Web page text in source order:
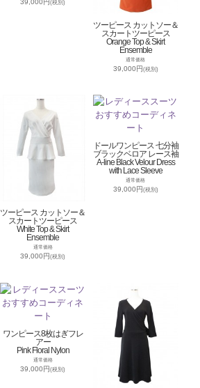
(税別)
ツーピース カットソー＆
スカートツーピース
Orange Top & Skirt
Ensemble
通常価格
39,000円(税別)
ツーピース カットソー＆
スカートツーピース
White Top & Skirt
Ensemble
通常価格
39,000円(税別)
ドールワンピース 七分袖
ブラックベロア レース袖
A-line Black Velour Dress
with Lace Sleeve
通常価格
39,000円(税別)
ワンピース8枚はぎフレ
アー
Pink Floral Nylon
通常価格
39,000円(税別)